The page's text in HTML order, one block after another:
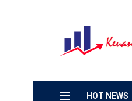
HOT NEWS